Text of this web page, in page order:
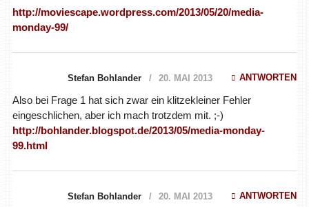
http://moviescape.wordpress.com/2013/05/20/media-
monday-99/
Stefan Bohlander 20. MAI 2013 ANTWORTEN
Also bei Frage 1 hat sich zwar ein klitzekleiner Fehler
eingeschlichen, aber ich mach trotzdem mit. ;-)
http://bohlander.blogspot.de/2013/05/media-monday-
99.html
Stefan Bohlander 20. MAI 2013 ANTWORTEN